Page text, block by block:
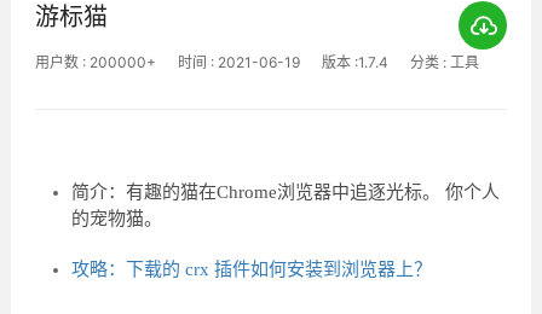
游标猫
用户数 : 200000+ 时间 : 2021-06-19 版本 :1.7.4 分类 : 工具
简介：有趣的猫在Chrome浏览器中追逐光标。 你个人
的宠物猫。
攻略：下载的 crx 插件如何安装到浏览器上？